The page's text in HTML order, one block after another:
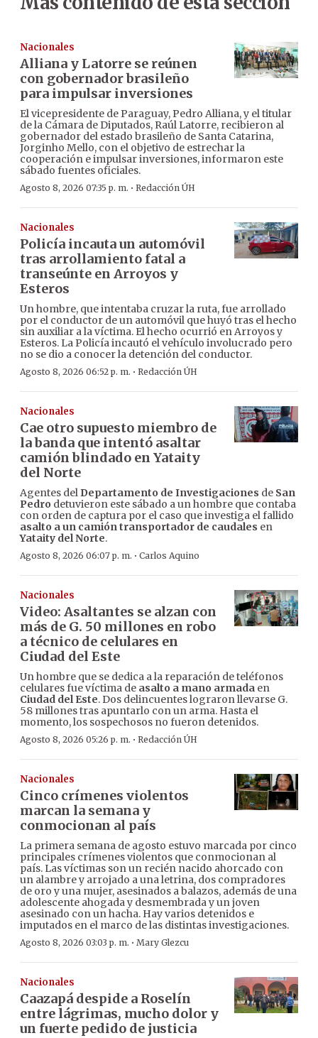
Nacionales
Alliana y Latorre se reúnen
con gobernador brasileño
para impulsar inversiones
El vicepresidente de Paraguay, Pedro Alliana, y el titular
de la Cámara de Diputados, Raúl Latorre, recibieron al
gobernador del estado brasileño de Santa Catarina,
Jorginho Mello, con el objetivo de estrechar la
cooperación e impulsar inversiones, informaron este
sábado fuentes oficiales.
Agosto 8, 2026 07:35 p. m. · Redacción ÚH
Nacionales
Policía incauta un automóvil
tras arrollamiento fatal a
transeúnte en Arroyos y
Esteros
Un hombre, que intentaba cruzar la ruta, fue arrollado
por el conductor de un automóvil que huyó tras el hecho
sin auxiliar a la víctima. El hecho ocurrió en Arroyos y
Esteros. La Policía incautó el vehículo involucrado pero
no se dio a conocer la detención del conductor.
Agosto 8, 2026 06:52 p. m. · Redacción ÚH
Nacionales
Cae otro supuesto miembro de
la banda que intentó asaltar
camión blindado en Yataity
del Norte
Agentes del Departamento de Investigaciones de San
Pedro detuvieron este sábado a un hombre que contaba
con orden de captura por el caso que investiga el fallido
asalto a un camión transportador de caudales en
Yataity del Norte.
Agosto 8, 2026 06:07 p. m. · Carlos Aquino
Nacionales
Video: Asaltantes se alzan con
más de G. 50 millones en robo
a técnico de celulares en
Ciudad del Este
Un hombre que se dedica a la reparación de teléfonos
celulares fue víctima de asalto a mano armada en
Ciudad del Este. Dos delincuentes lograron llevarse G.
58 millones tras apuntarlo con un arma. Hasta el
momento, los sospechosos no fueron detenidos.
Agosto 8, 2026 05:26 p. m. · Redacción ÚH
Nacionales
Cinco crímenes violentos
marcan la semana y
conmocionan al país
La primera semana de agosto estuvo marcada por cinco
principales crímenes violentos que conmocionan al
país. Las víctimas son un recién nacido ahorcado con
un alambre y arrojado a una letrina, dos compradores
de oro y una mujer, asesinados a balazos, además de una
adolescente ahogada y desmembrada y un joven
asesinado con un hacha. Hay varios detenidos e
imputados en el marco de las distintas investigaciones.
Agosto 8, 2026 03:03 p. m. · Mary Glezcu
Nacionales
Caazapá despide a Roselín
entre lágrimas, mucho dolor y
un fuerte pedido de justicia